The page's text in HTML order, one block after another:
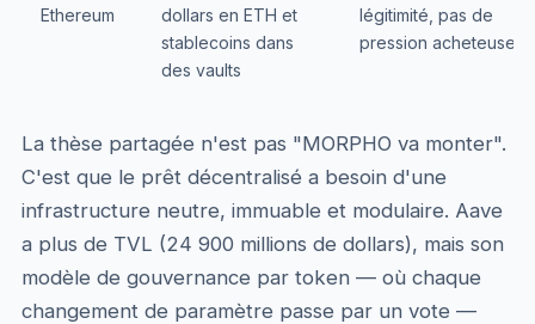
Ethereum
dollars en ETH et
stablecoins dans
des vaults
légitimité, pas de
pression acheteuse
La thèse partagée n'est pas "MORPHO va monter".
C'est que le prêt décentralisé a besoin d'une
infrastructure neutre, immuable et modulaire. Aave
a plus de TVL (24 900 millions de dollars), mais son
modèle de gouvernance par token — où chaque
changement de paramètre passe par un vote —